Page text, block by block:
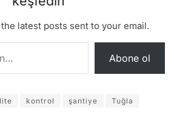
latest posts sent to your email.
Abone ol
kontrol şantiye Tuğla